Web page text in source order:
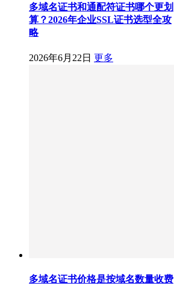
多域名证书和通配符证书哪个更划
算？2026年企业SSL证书选型全攻
略
2026年6月22日 更多
多域名证书价格是按域名数量收费